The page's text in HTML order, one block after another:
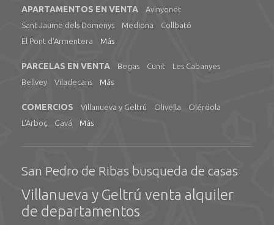
APARTAMENTOS EN VENTA
Avinyonet
Sant Jaume dels Domenys
Mediona
Collbató
El Pont d'Armentera
Más
PARCELAS EN VENTA Begas Cunit
Les Cabanyes
Bellvey
Viladecans Más
COMERCIOS Villanueva y Geltrú Olivella
Olérdola
L'Arboç
Gavá Más
San Pedro de Ribas busqueda de casas
Villanueva y Geltrú venta alquiler
de departamentos